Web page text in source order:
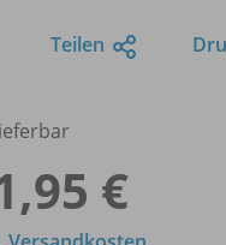
Teilen
€